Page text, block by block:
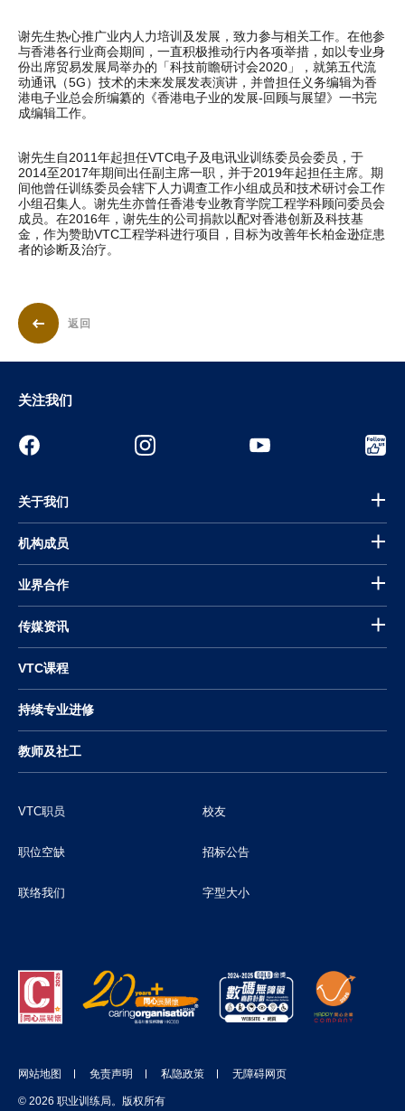
谢先生热心推广业内人力培训及发展，致力参与相关工作。在他参
与香港各行业商会期间，一直积极推动行内各项举措，如以专业身
份出席贸易发展局举办的「科技前瞻研讨会2020」，就第五代流
动通讯（5G）技术的未来发展发表演讲，并曾担任义务编辑为香
港电子业总会所编纂的《香港电子业的发展-回顾与展望》一书完
成编辑工作。
谢先生自2011年起担任VTC电子及电讯业训练委员会委员，于
2014至2017年期间出任副主席一职，并于2019年起担任主席。期
间他曾任训练委员会辖下人力调查工作小组成员和技术研讨会工作
小组召集人。谢先生亦曾任香港专业教育学院工程学科顾问委员会
成员。在2016年，谢先生的公司捐款以配对香港创新及科技基
金，作为赞助VTC工程学科进行项目，目标为改善年长柏金逊症患
者的诊断及治疗。
返回
关注我们
关于我们
机构成员
业界合作
传媒资讯
VTC课程
持续专业进修
教师及社工
VTC职员 校友
职位空缺 招标公告
联络我们 字型大小
网站地图 免责声明 私隐政策 无障碍网页
© 2026 职业训练局。版权所有